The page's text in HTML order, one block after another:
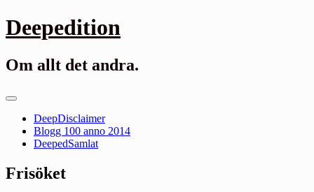
Gå
till
Deepedition
Om allt det andra.
Primär
DeepDisclaimer
Blogg 100 anno 2014
DeepedSamlat
Frisöket